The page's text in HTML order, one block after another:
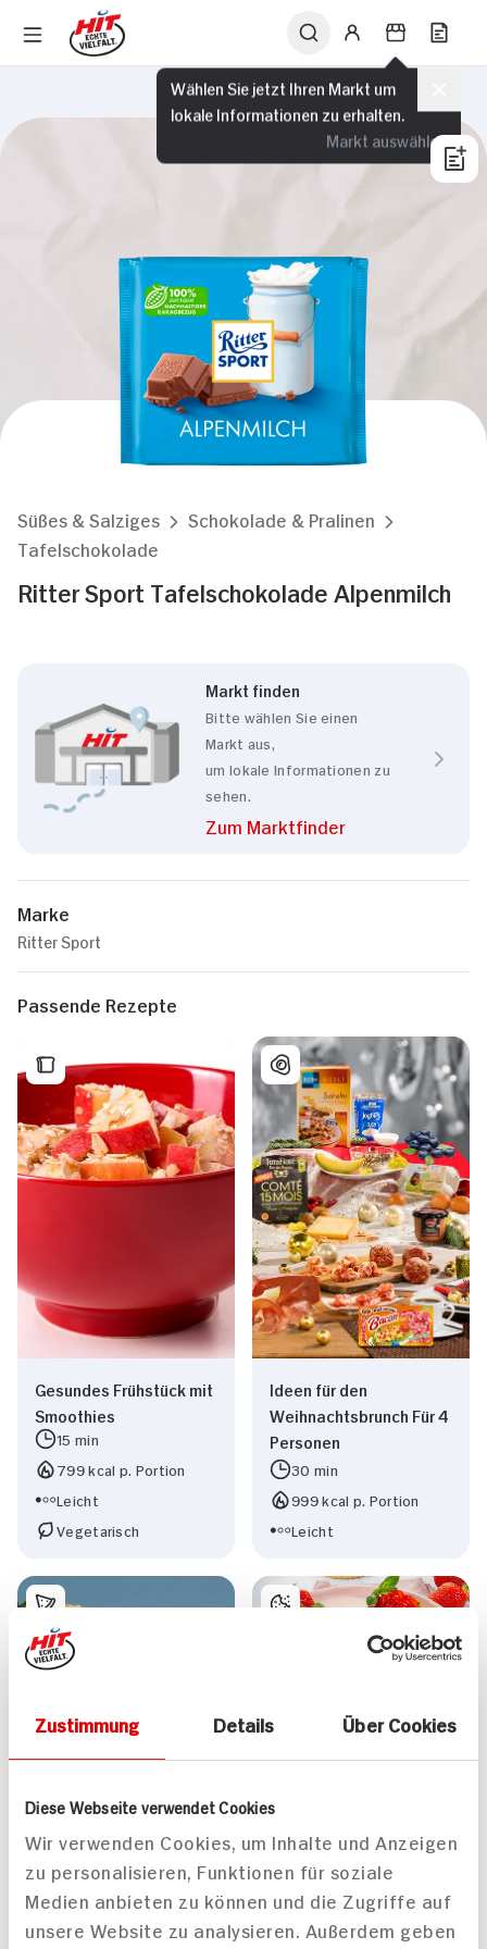
Zustimmung Details Über Cookies
Diese Webseite verwendet Cookies
Wir verwenden Cookies, um Inhalte und Anzeigen
zu personalisieren, Funktionen für soziale
Medien anbieten zu können und die Zugriffe auf
unsere Website zu analysieren. Außerdem geben
Wählen Sie jetzt Ihren Markt um
lokale Informationen zu erhalten.
Markt auswählen
Süßes & Salziges
Schokolade & Pralinen
Tafelschokolade
Ritter Sport Tafelschokolade Alpenmilch
Markt finden
Bitte wählen Sie einen
Markt aus,
um lokale Informationen zu
sehen.
Zum Marktfinder
Marke
Ritter Sport
Passende Rezepte
Gesundes Frühstück mit
Smoothies
15 min
799 kcal p. Portion
Leicht
Vegetarisch
Ideen für den
Weihnachtsbrunch Für 4
Personen
30 min
999 kcal p. Portion
Leicht
Filets vom Schwarzen
Erdbeer-Pistazien-